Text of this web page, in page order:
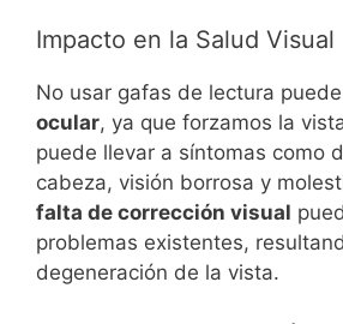
Impacto en la Salud Visual
No usar gafas de lectura
ocular, ya que forzamos la
puede llevar a síntomas como
cabeza, visión borrosa y
falta de corrección visual
problemas existentes,
degeneración de la vista.